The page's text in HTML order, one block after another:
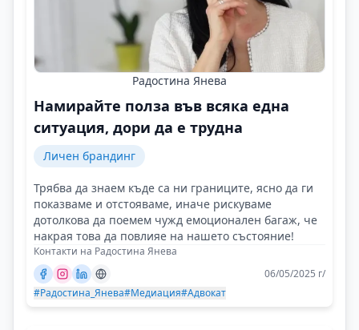
Радостина Янева
Намирайте полза във всяка една
ситуация, дори да е трудна
Личен брандинг
Трябва да знаем къде са ни границите, ясно да ги
показваме и отстояваме, иначе рискуваме
дотолкова да поемем чужд емоционален багаж, че
накрая това да повлияе на нашето състояние!
Контакти на Радостина Янева
06/05/2025 г/
#Радостина_Янева#Медиация#Адвокат